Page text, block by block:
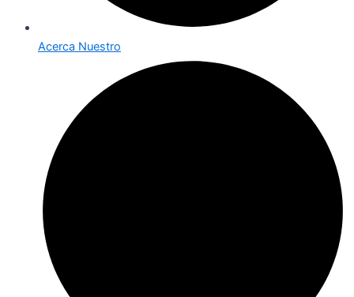
Acerca Nuestro